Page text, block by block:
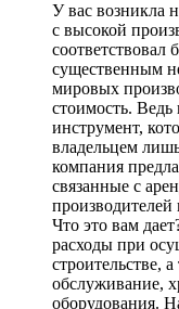
У вас возникла
с высокой
существенным
мировых
стоимость. Ведь
инструмент,
владельцем
компания
связанные с
Что это вам
расходы при
строительстве,
обслуживание,
оборудования.